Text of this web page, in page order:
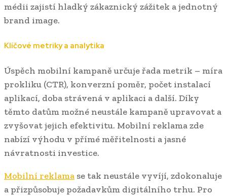
médii zajistí hladký zákaznický zážitek a jednotný
brand image.
Klíčové metriky a analytika
Úspěch mobilní kampaně určuje řada metrik – míra
prokliku (CTR), konverzní poměr, počet instalací
aplikací, doba strávená v aplikaci a další. Díky
těmto datům možné neustále kampaně upravovat a
zvyšovat jejich efektivitu. Mobilní reklama zde
nabízí výhodu v přímé měřitelnosti a jasné
návratnosti investice.
Mobilní reklama se tak neustále vyvíjí, zdokonaluje
a přizpůsobuje požadavkům digitálního trhu. Pro